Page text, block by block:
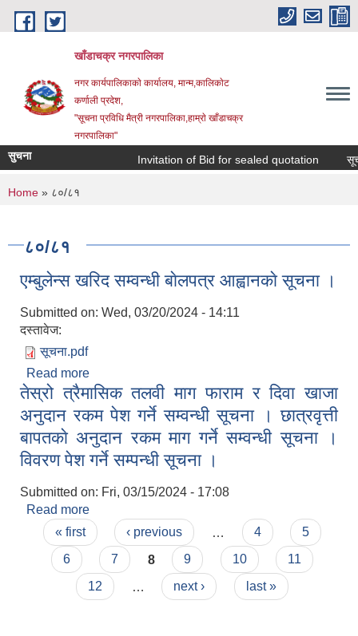
Skip to main content
खाँडाचक्र नगरपालिका
नगर कार्यपालिकाकाे कार्यालय, मान्म,कालिकाेट
क‍र्णाली प्रदेश,
"सूचना प्रविधि मैत्री नगरपालिका,हाम्राे खाँडाचक्र
नगरपालिका"
सुचना Invitation of Bid for sealed quotation
You are here
Home » ८०/८१
८०/८१
एम्बुलेन्स खरिद सम्वन्धी बाेलपत्र आह्वानकाे सूचना ।
Submitted on: Wed, 03/20/2024 - 14:11
दस्तावेज:
सूचना.pdf
Read more
तेस्रो त्रैमासिक तलवी माग फाराम र दिवा खाजा
अनुदान रकम पेश गर्ने सम्वन्धी सूचना । छात्रवृत्ती
बापतकाे अनुदान रकम माग गर्ने सम्वन्धी सूचना ।
विवरण पेश गर्ने सम्पन्धी सूचना ।
Submitted on: Fri, 03/15/2024 - 17:08
Read more
अनुदान रकम पेश गर्ने सम्वन्धी सूचना । छात्रवृत्ती बापतकाे
अनुदान रकम माग गर्ने सम्वन्धी सूचना । विवरण पेश गर्ने
सम्पन्धी सूचना ।
Pages
« first ‹ previous 4
5
6
7 8 9 10
11
12
next › last »